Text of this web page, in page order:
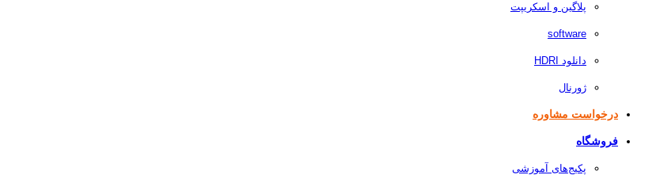
پلاگین و اسکریپت
software
دانلود HDRI
ژورنال
درخواست مشاوره
فروشگاه
پکیج‌های آموزشی